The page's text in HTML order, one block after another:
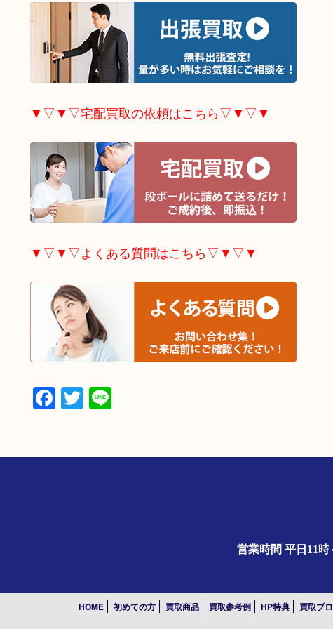
▼▽▼▽宅配買取の依頼はこちら▽▼▽▼
▼▽▼▽よくある質問はこちら▽▼▽▼
Facebook
Twitter
Line
営業時間 平日11
HOME 初めての方 買取商品 買取参考例 HP特典 買取ブ